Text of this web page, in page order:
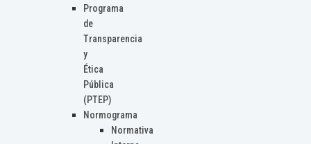
Programa
de
Transparencia
y
Ética
Pública
(PTEP)
Normograma
Normativa